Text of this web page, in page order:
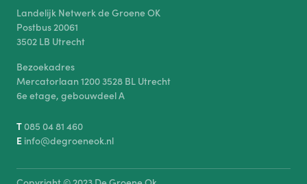
Landelijk Netwerk de Groene OK
Postbus 20061
3502 LB Utrecht
Bezoekadres
Mercatorlaan 1200 3528 BL Utrecht
6e etage, gebouwdeel A
T085 04 81 460
E info@degroeneok.nl